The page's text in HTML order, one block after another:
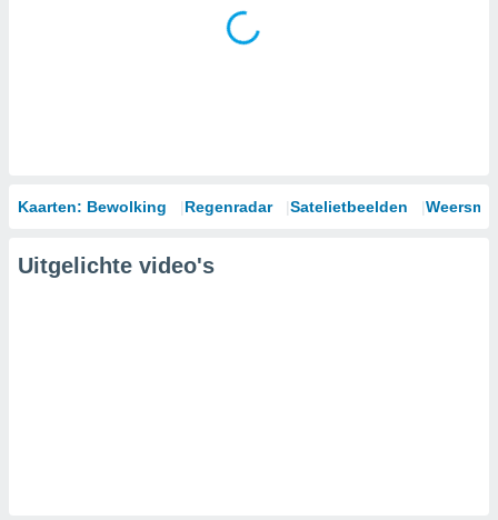
Kaarten: Bewolking Regenradar Satelietbeelden
Uitgelichte video's